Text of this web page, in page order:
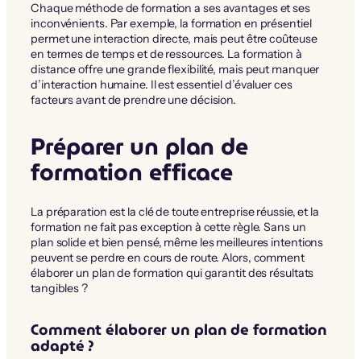
Chaque méthode de formation a ses avantages et ses
inconvénients. Par exemple, la formation en présentiel
permet une interaction directe, mais peut être coûteuse
en termes de temps et de ressources. La formation à
distance offre une grande flexibilité, mais peut manquer
d’interaction humaine. Il est essentiel d’évaluer ces
facteurs avant de prendre une décision.
Préparer un plan de
formation efficace
La préparation est la clé de toute entreprise réussie, et la
formation ne fait pas exception à cette règle. Sans un
plan solide et bien pensé, même les meilleures intentions
peuvent se perdre en cours de route. Alors, comment
élaborer un plan de formation qui garantit des résultats
tangibles ?
Comment élaborer un plan de formation
adapté ?